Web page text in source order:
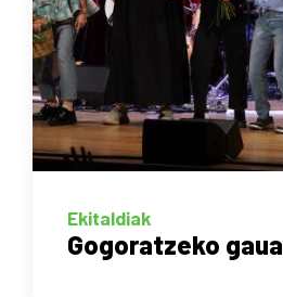
Ekitaldiak
Gogoratzeko gaua